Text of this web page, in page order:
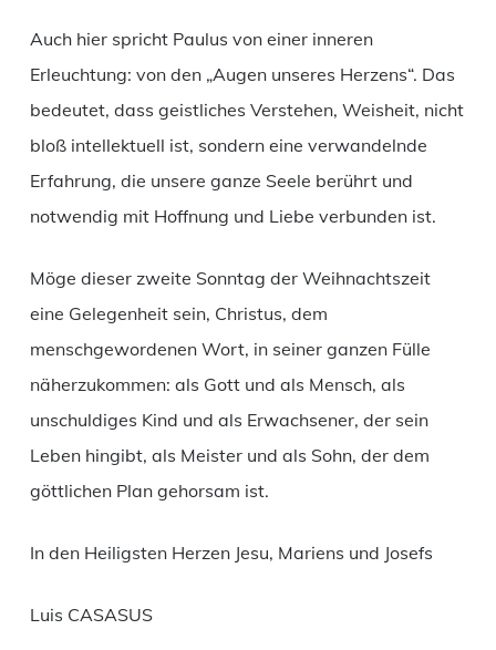
Auch hier spricht Paulus von einer inneren
Erleuchtung: von den „Augen unseres Herzens“. Das
bedeutet, dass geistliches Verstehen, Weisheit, nicht
bloß intellektuell ist, sondern eine verwandelnde
Erfahrung, die unsere ganze Seele berührt und
notwendig mit Hoffnung und Liebe verbunden ist.
Möge dieser zweite Sonntag der Weihnachtszeit
eine Gelegenheit sein, Christus, dem
menschgewordenen Wort, in seiner ganzen Fülle
näherzukommen: als Gott und als Mensch, als
unschuldiges Kind und als Erwachsener, der sein
Leben hingibt, als Meister und als Sohn, der dem
göttlichen Plan gehorsam ist.
In den Heiligsten Herzen Jesu, Mariens und Josefs
Luis CASASUS